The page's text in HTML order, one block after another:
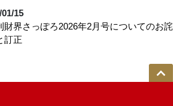
15
財界さっぽろ2026年2月号についてのお詫
訂正